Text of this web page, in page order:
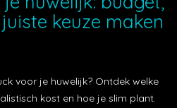
keuze maken
voor je huwelijk? Ontdek welke
kost en hoe je slim plant.